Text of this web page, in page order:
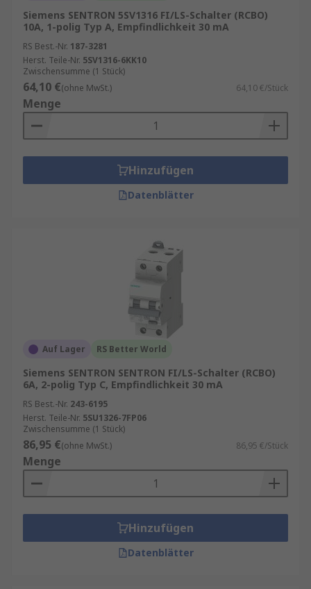
Siemens SENTRON 5SV1316 FI/LS-Schalter (RCBO)
10A, 1-polig Typ A, Empfindlichkeit 30 mA
RS Best.-Nr. 187-3281
Herst. Teile-Nr. 5SV1316-6KK10
Zwischensumme (1 Stück)
64,10 €(ohne MwSt.) 64,10 €/Stück
Menge
Hinzufügen
Datenblätter
Auf Lager RS Better World
Siemens SENTRON SENTRON FI/LS-Schalter (RCBO)
6A, 2-polig Typ C, Empfindlichkeit 30 mA
RS Best.-Nr. 243-6195
Herst. Teile-Nr. 5SU1326-7FP06
Zwischensumme (1 Stück)
86,95 €(ohne MwSt.) 86,95 €/Stück
Menge
Hinzufügen
Datenblätter